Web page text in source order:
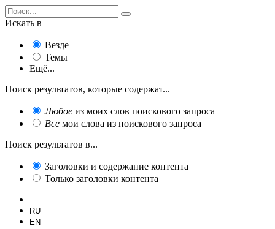
Искать в
Везде
Темы
Ещё...
Поиск результатов, которые содержат...
Любое из моих слов поискового запроса
Все мои слова из поискового запроса
Поиск результатов в...
Заголовки и содержание контента
Только заголовки контента
RU
EN